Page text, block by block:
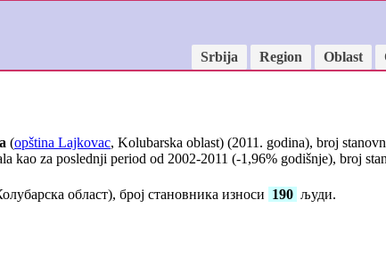
Srbija Region Oblast
(opština Lajkovac, Kolubarska oblast) (2011. godina), broj
kao za poslednji period od 2002-2011 (-1,96% godišnje), broj
област), број становника износи 190 људи.